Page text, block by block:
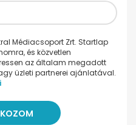
Médiacsoport Zrt. Startlap
és közvetlen
az általam megadott
üzleti partnerei ajánlatával.